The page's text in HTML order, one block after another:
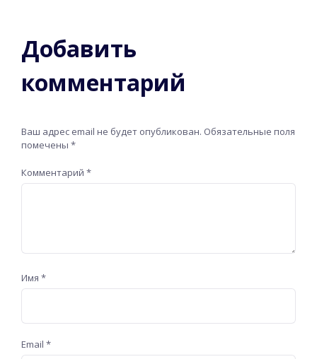
Добавить
комментарий
Ваш адрес email не будет опубликован. Обязательные поля
помечены *
Комментарий *
Имя *
Email *